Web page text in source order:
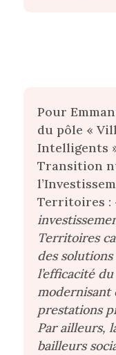
Pour
du pôle «
Intelligents
Transition
Territoires :
Territoires
des
l’efficacité
modernisant
prestations
Par ailleurs,
bailleurs